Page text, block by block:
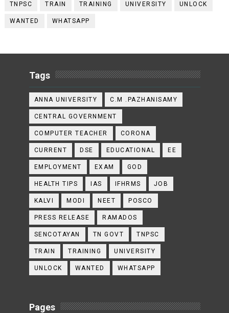
TNPSC TRAIN TRAINING UNIVERSITY UNLOCK
WANTED WHATSAPP
Tags
ANNA UNIVERSITY C.M .PAZHANISAMY
CENTRAL GOVERNMENT
COMPUTER TEACHER CORONA
CURRENT DSE EDUCATIONAL EE
EMPLOYMENT EXAM GOD
HEALTH TIPS IAS IFHRMS JOB
KALVI MODI NEET POSCO
PRESS RELEASE RAMADOS
SENCOTAYAN TN GOVT TNPSC
TRAIN TRAINING UNIVERSITY
UNLOCK WANTED WHATSAPP
Pages